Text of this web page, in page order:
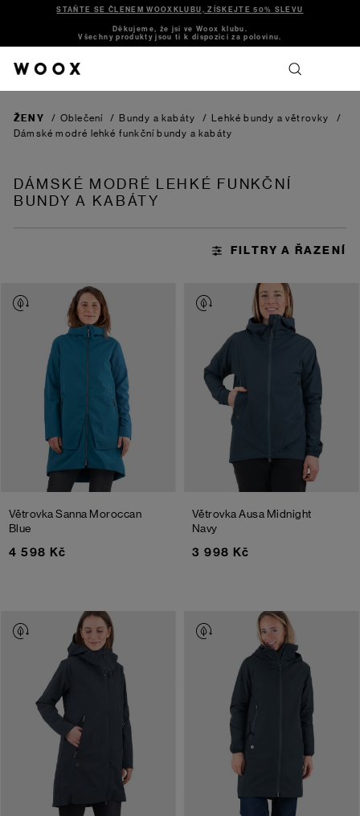
STAŇTE SE ČLENEM WOOXKLUBU, ZÍSKEJTE 50% SLEVU
Děkujeme, že jsi ve Woox klubu.
Všechny produkty jsou ti k dispozici za polovinu.
ŽENY / Oblečení / Bundy a kabáty / Lehké bundy a větrovky
/
Dámské modré lehké funkční bundy a kabáty
DÁMSKÉ MODRÉ LEHKÉ FUNKČNÍ
BUNDY A KABÁTY
Větrovka Sanna Moroccan
Blue
4 598 Kč
Větrovka Ausa Midnight
Navy
3 998 Kč